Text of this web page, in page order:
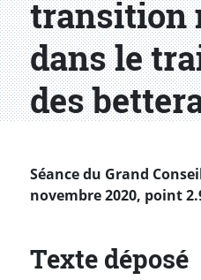
transition
dans le
des
Séance du Grand
novembre 2020, point
Texte déposé